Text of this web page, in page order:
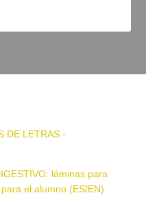
DE LETRAS -
láminas para
el alumno (ES/EN)